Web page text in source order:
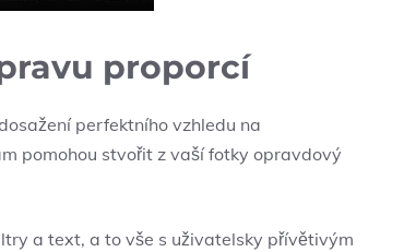
proporcí
​perfektního vzhledu⁤ na
pomohou stvořit z​ vaší⁢ fotky opravdový
‌a text, a to vše⁢ s uživatelsky přívětivým